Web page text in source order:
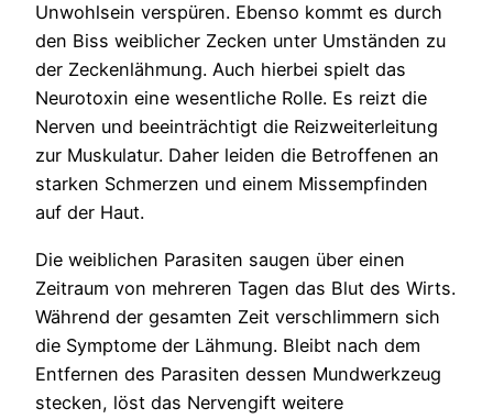
Unwohlsein verspüren. Ebenso kommt es durch
den Biss weiblicher Zecken unter Umständen zu
der Zeckenlähmung. Auch hierbei spielt das
Neurotoxin eine wesentliche Rolle. Es reizt die
Nerven und beeinträchtigt die Reizweiterleitung
zur Muskulatur. Daher leiden die Betroffenen an
starken Schmerzen und einem Missempfinden
auf der Haut.
Die weiblichen Parasiten saugen über einen
Zeitraum von mehreren Tagen das Blut des Wirts.
Während der gesamten Zeit verschlimmern sich
die Symptome der Lähmung. Bleibt nach dem
Entfernen des Parasiten dessen Mundwerkzeug
stecken, löst das Nervengift weitere